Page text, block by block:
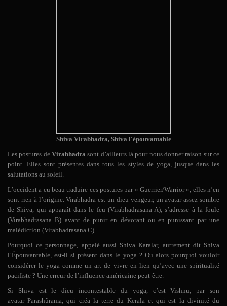
Shiva Virabhadra, Shiva l'épouvantable
Les postures de Virabhadra sont d’ailleurs là pour nous donner raison sur ce
point. Elles sont présentes dans tous les styles de yoga, jusque dans les
salutations au soleil.
L’occident a eu beau traduire ces postures par « Guerrier/Warrior », elles n’en
sont rien à l’origine. Virabhadra est un dieu vengeur, un avatar assez sombre
de Shiva, qui apparaît dans le feu (Virabhadrasana A), s’adresse à la foule
(Virabhadrasana B) avant de punir en dévorant ou en punissant par une
malédiction (Virabhadrasana C).
Pourquoice personnage, appelé aussi Shiva Karalar, autrement dit Shiva
l’Épouvantable, est-il si présent dans le yoga ? Ou alors pourquoi vouloir
considérer le yoga comme un art de vivre en lien qu’avec une spiritualité
pacifiste ? Une erreur de l’influence américaine peut-être.
Si Shiva est le dieu incontestable du yoga, c’est Vishnu, par son
avatarParashûrama, qui créa la terre du Kerala et qui est la divinité du